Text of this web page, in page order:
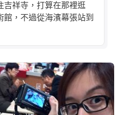
吉祥寺，打算在那裡逛
，不過從海濱幕張站到